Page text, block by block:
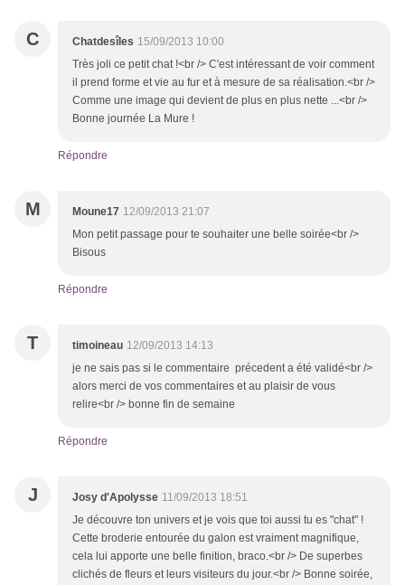
C Chatdesîles 15/09/2013 10:00
Très joli ce petit chat !<br /> C'est intéressant de voir comment
il prend forme et vie au fur et à mesure de sa réalisation.<br />
Comme une image qui devient de plus en plus nette ...<br />
Bonne journée La Mure !
Répondre
M Moune17 12/09/2013 21:07
Mon petit passage pour te souhaiter une belle soirée<br />
Bisous
Répondre
T timoineau 12/09/2013 14:13
je ne sais pas si le commentaire précedent a été validé<br />
alors merci de vos commentaires et au plaisir de vous
relire<br /> bonne fin de semaine
Répondre
J Josy d'Apolysse 11/09/2013 18:51
Je découvre ton univers et je vois que toi aussi tu es "chat" !
Cette broderie entourée du galon est vraiment magnifique,
cela lui apporte une belle finition, braco.<br /> De superbes
clichés de fleurs et leurs visiteurs du jour.<br /> Bonne soirée,